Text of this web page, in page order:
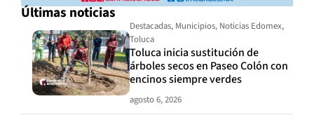
Últimas noticias
Destacadas, Municipios, Noticias Edomex,
Toluca
Toluca inicia sustitución de
árboles secos en Paseo Colón con
encinos siempre verdes
agosto 6, 2026